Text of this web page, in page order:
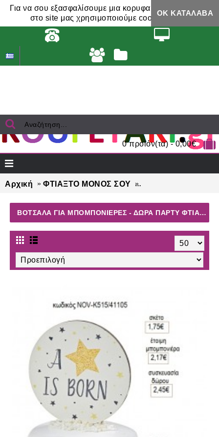
Για να σου εξασφαλίσουμε μια κορυφαία εμπειρία,
στο site μας χρησιμοποιούμε cookies.
ΟΚ ΚΑΤΆΛΑΒΑ
0 προϊόν(τα) - 0,00€
Αρχική ΦΤΙΑΞΤΟ ΜΟΝΟΣ ΣΟΥ
ΒΟΤΣΑΛΑ ΓΙΑ ΜΠΟΜΠΟΝΙΈΡΕΣ - ΔΏΡΑ ΠΆΡΤΥ ΦΤΙΆΞΤΟ ΜΌΝΟΣ ΣΟΥ